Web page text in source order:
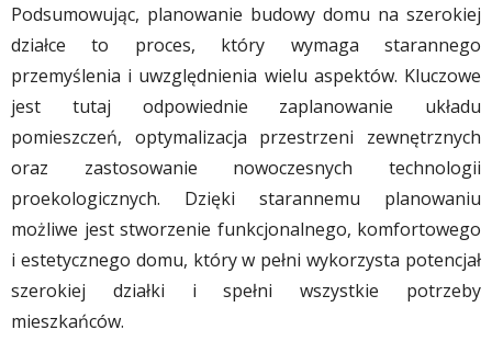
Podsumowując, planowanie budowy domu na szerokiej
działce to proces, który wymaga starannego
przemyślenia i uwzględnienia wielu aspektów. Kluczowe
jest tutaj odpowiednie zaplanowanie układu
pomieszczeń, optymalizacja przestrzeni zewnętrznych
oraz zastosowanie nowoczesnych technologii
proekologicznych. Dzięki starannemu planowaniu
możliwe jest stworzenie funkcjonalnego, komfortowego
i estetycznego domu, który w pełni wykorzysta potencjał
szerokiej działki i spełni wszystkie potrzeby
mieszkańców.